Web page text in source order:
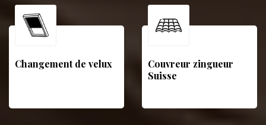
Changement de velux
Couvreur zingueur
Suisse